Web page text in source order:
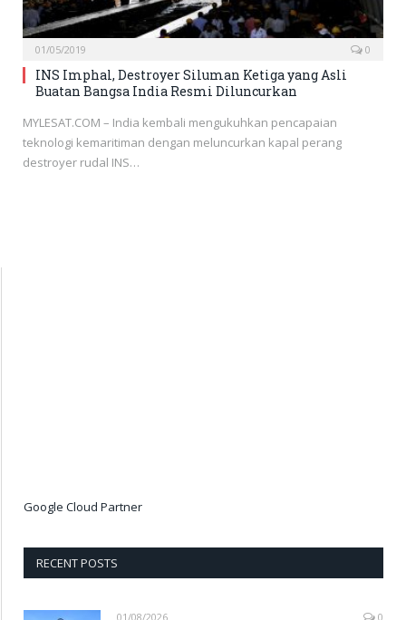
01/05/2019 0
INS Imphal, Destroyer Siluman Ketiga yang Asli
Buatan Bangsa India Resmi Diluncurkan
MYLESAT.COM – India kembali mengukuhkan pencapaian
teknologi kemaritiman dengan meluncurkan kapal perang
destroyer rudal INS…
Google Cloud Partner
RECENT POSTS
01/08/2026 0